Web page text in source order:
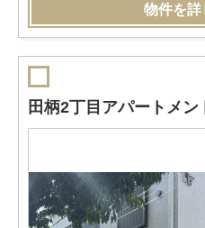
物件を詳
田柄2丁目アパートメン